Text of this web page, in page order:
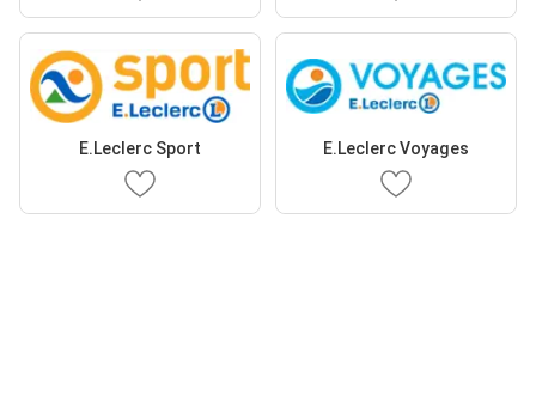
E.Leclerc Sport E.Leclerc Voyages